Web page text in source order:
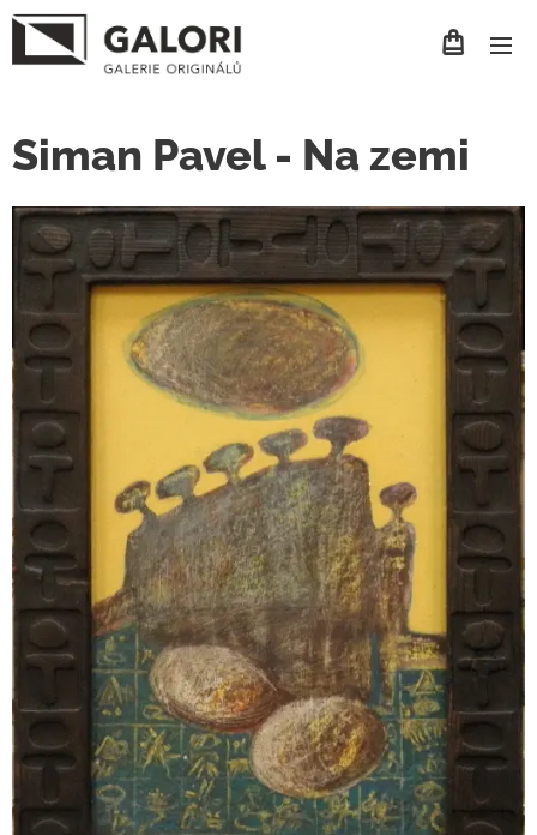
Siman Pavel - Na zemi